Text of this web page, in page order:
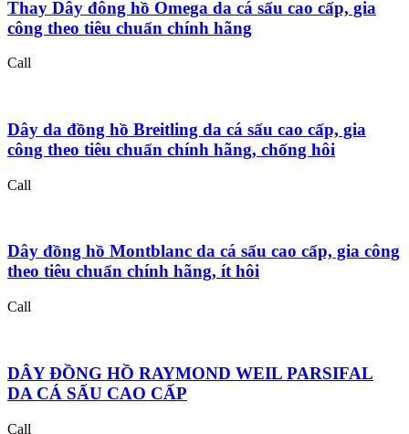
Thay Dây đông hồ Omega da cá sấu cao cấp, gia
công theo tiêu chuẩn chính hãng
Call
Dây da đồng hồ Breitling da cá sấu cao cấp, gia
công theo tiêu chuẩn chính hãng, chống hôi
Call
Dây đồng hồ Montblanc da cá sấu cao cấp, gia công
theo tiêu chuẩn chính hãng, ít hôi
Call
DÂY ĐỒNG HỒ RAYMOND WEIL PARSIFAL
DA CÁ SẤU CAO CẤP
Call